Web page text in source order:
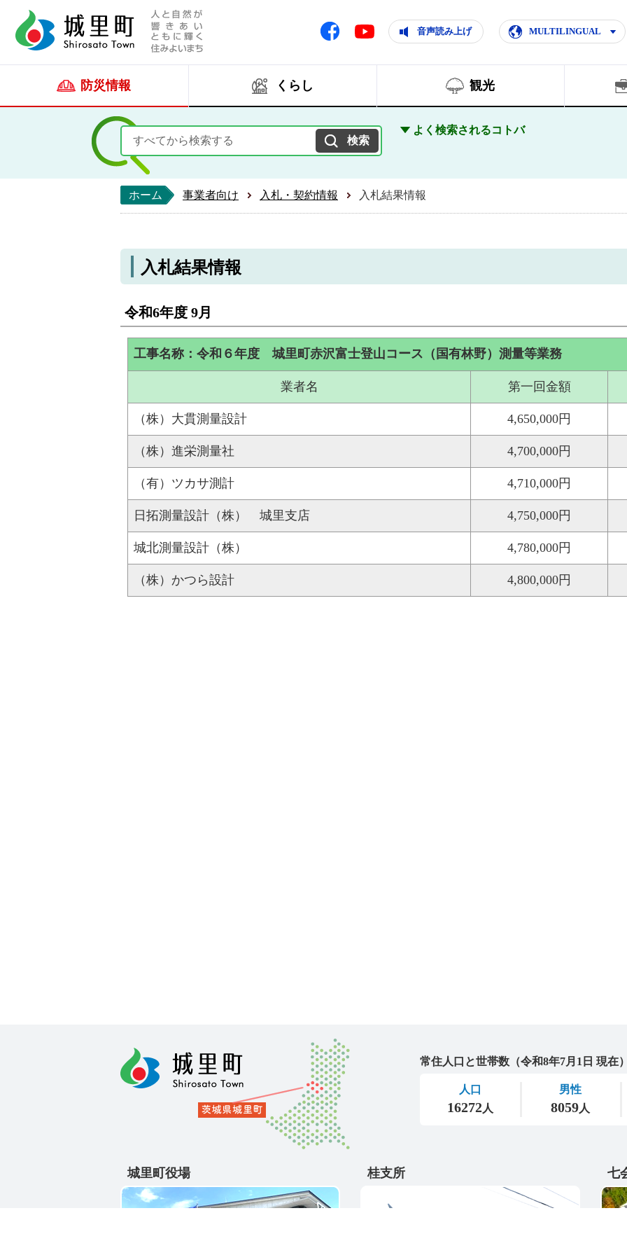
人と自然が響きあいともに輝く住みよいまち
Facebook Youtube 音声読み上げ MULTILINGUAL
防災情報 くらし 観光
よく検索されるコトバ
ホーム 事業者向け 入札・契約情報 入札結果情報
入札結果情報
令和6年度 9月
工事名称：令和６年度 城里町赤沢富士登山コース（国有林野）測量等業務
業者名 第一回金額
（株）大貫測量設計 4,650,000円
（株）進栄測量社 4,700,000円
（有）ツカサ測計 4,710,000円
日拓測量設計（株） 城里支店 4,750,000円
城北測量設計（株） 4,780,000円
（株）かつら設計 4,800,000円
城里町役場 桂支所 七